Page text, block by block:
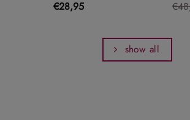
€28,95
€
show all